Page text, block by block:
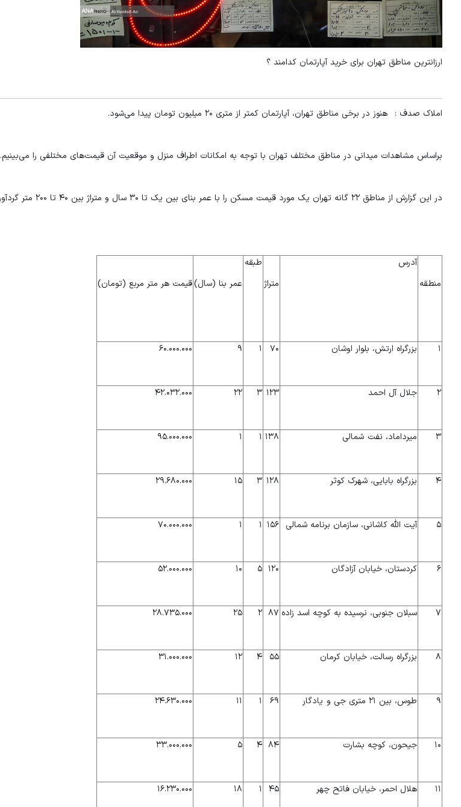
ارزانترین مناطق تهران برای خرید آپارتمان کدامند ؟
املاک صدف : هنوز در برخی مناطق تهران، آپارتمان کمتر از متری ۲۰ میلیون تومان پیدا می‌شود.
براساس مشاهدات میدانی در مناطق مختلف تهران با توجه به امکانات اطراف منزل و موقعیت آن قیمت‌های مختلفی را می‌بینیم.
در این گزارش از مناطق ۲۲ گانه تهران یک مورد قیمت مسکن را با عمر بنای بین یک تا ۳۰ سال و متراژ بین ۴۰ تا ۲۰۰ متر گردآوری کرده ایم.
منطقه
آدرس
متراژ
طبقه
عمر بنا (سال)قیمت هر متر مربع (تومان)
۱ بزرگراه ارتش، بلوار اوشان ۷۰ ۱ ۹ ۶۰.۰۰۰.۰۰۰
۲ جلال آل احمد ۱۲۳ ۳ ۲۲ ۴۲.۰۳۲.۰۰۰
۳ میرداماد، نفت شمالی ۱۳۸ ۱ ۱ ۹۵.۰۰۰.۰۰۰
۴ بزرگراه بابایی، شهرک کوثر ۱۲۸ ۳ ۱۵ ۲۹.۶۸۰.۰۰۰
۵ آیت الله کاشانی، سازمان برنامه شمالی ۱۵۶ ۱ ۱ ۷۰.۰۰۰.۰۰۰
۶ کردستان، خیابان آزادگان ۱۲۰ ۵ ۱۰ ۵۲.۰۰۰.۰۰۰
۷ سبلان جنوبی، نرسیده به کوچه اسد زاده ۸۷ ۲ ۲۵ ۲۸.۷۳۵.۰۰۰
۸ بزرگراه رسالت، خیابان کرمان ۵۵ ۴ ۱۲ ۳۱.۰۰۰.۰۰۰
۹ طوس، بین ۲۱ متری جی و یادگار ۶۹ ۱ ۱۱ ۲۴.۶۳۰.۰۰۰
۱۰ جیحون، کوچه بشارت ۸۴ ۴ ۵ ۳۳.۰۰۰.۰۰۰
۱۱ هلال احمر، خیابان فاتح چهر ۴۵ ۱ ۱۸ ۱۶.۲۳۰.۰۰۰